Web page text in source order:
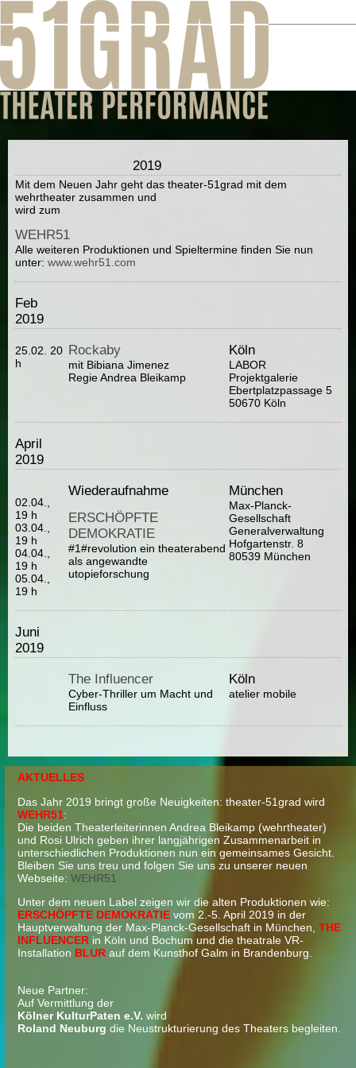
2019
Mit dem Neuen Jahr geht das theater-51grad mit dem
wehrtheater zusammen und
wird zum
WEHR51
Alle weiteren Produktionen und Spieltermine finden Sie nun
unter: www.wehr51.com
Feb
2019
25.02. 20
h
Rockaby
mit Bibiana Jimenez
Regie Andrea Bleikamp
Köln
LABOR
Projektgalerie
Ebertplatzpassage 5
50670 Köln
April
2019
02.04.,
19 h
03.04.,
19 h
04.04.,
19 h
05.04.,
19 h
Wiederaufnahme
ERSCHÖPFTE
DEMOKRATIE
#1#revolution ein theaterabend
als angewandte
utopieforschung
München
Max-Planck-
Gesellschaft
Generalverwaltung
Hofgartenstr. 8
80539 München
Juni
2019
The Influencer
Cyber-Thriller um Macht und
Einfluss
Köln
atelier mobile
AKTUELLES
Das Jahr 2019 bringt große Neuigkeiten: theater-51grad wird
WEHR51:
Die beiden Theaterleiterinnen Andrea Bleikamp (wehrtheater)
und Rosi Ulrich geben ihrer langjährigen Zusammenarbeit in
unterschiedlichen Produktionen nun ein gemeinsames Gesicht.
Bleiben Sie uns treu und folgen Sie uns zu unserer neuen
Webseite: WEHR51
Unter dem neuen Label zeigen wir die alten Produktionen wie:
ERSCHÖPFTE DEMOKRATIE vom 2.-5. April 2019 in der
Hauptverwaltung der Max-Planck-Gesellschaft in München, THE
INFLUENCER in Köln und Bochum und die theatrale VR-
Installation BLUR auf dem Kunsthof Galm in Brandenburg.
Neue Partner:
Auf Vermittlung der
Kölner KulturPaten e.V. wird
Roland Neuburg die Neustrukturierung des Theaters begleiten.